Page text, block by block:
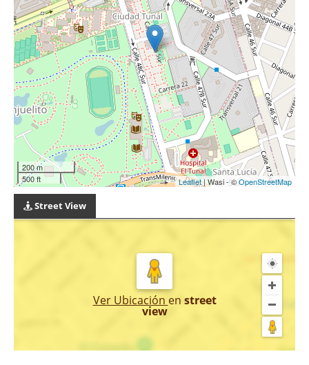
200 m
500 ft
Leaflet| Wasi - ©OpenStreetMap
Street View
Ver Ubicación en street
view